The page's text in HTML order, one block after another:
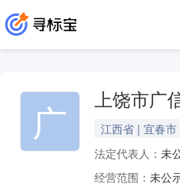
广 上饶市广
江西省 | 宜春市
法定代表人： 未
经营范围： 未公